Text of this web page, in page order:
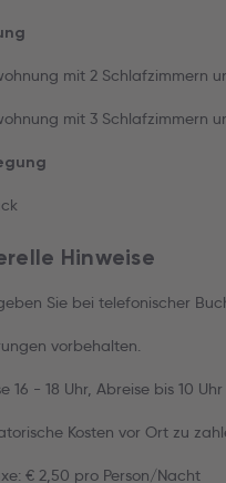
mit 2 Schlafzimmern
mit 3 Schlafzimmern
Hinweise
Sie bei telefonischer
vorbehalten.
16 - 18 Uhr, Abreise bis 10 Uhr
Kosten vor Ort zu
€ 2,50 pro Person/Nacht